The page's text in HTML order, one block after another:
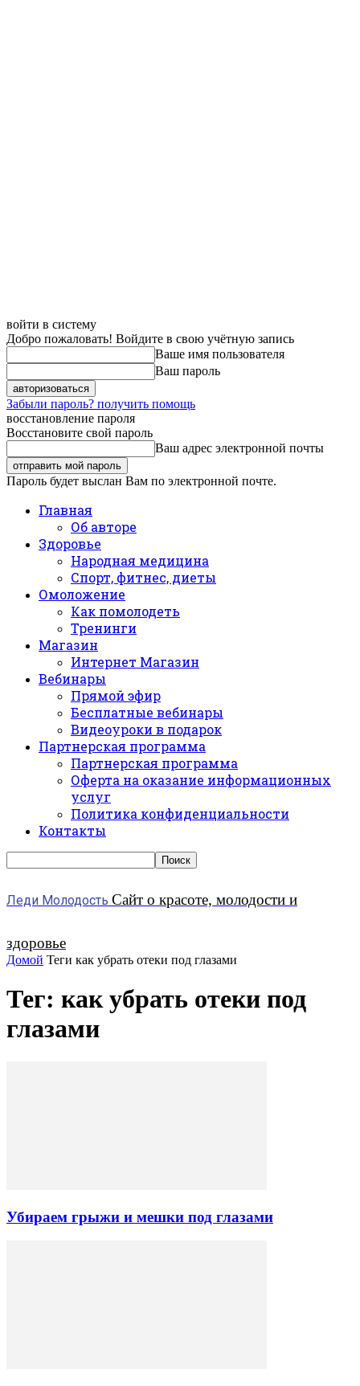
войти в систему
Добро пожаловать! Войдите в свою учётную запись
Ваше имя пользователя
Ваш пароль
Забыли пароль? получить помощь
восстановление пароля
Восстановите свой пароль
Ваш адрес электронной почты
Пароль будет выслан Вам по электронной почте.
Главная
Об авторе
Здоровье
Народная медицина
Спорт, фитнес, диеты
Омоложение
Как помолодеть
Тренинги
Магазин
Интернет Магазин
Вебинары
Прямой эфир
Бесплатные вебинары
Видеоуроки в подарок
Партнерская программа
Партнерская программа
Оферта на оказание информационных
услуг
Политика конфиденциальности
Контакты
Леди Молодость Сайт о красоте, молодости и
здоровье
Домой Теги как убрать отеки под глазами
Тег: как убрать отеки под
глазами
Убираем грыжи и мешки под глазами